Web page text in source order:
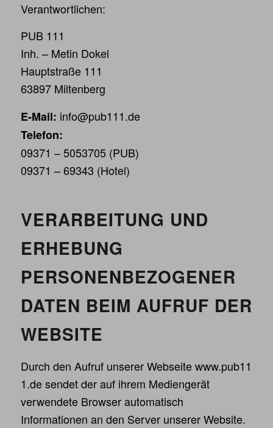
Verantwortlichen:
PUB 111
Inh. – Metin Dokel
Hauptstraße 111
63897 Miltenberg
E-Mail: info@pub111.de
Telefon:
09371 – 5053705 (PUB)
09371 – 69343 (Hotel)
VERARBEITUNG UND
ERHEBUNG
PERSONENBEZOGENER
DATEN BEIM AUFRUF DER
WEBSITE
Durch den Aufruf unserer Webseitewww.pub11
1.desendet der auf ihrem Mediengerät
verwendete Browser automatisch
Informationen an den Server unserer Website.